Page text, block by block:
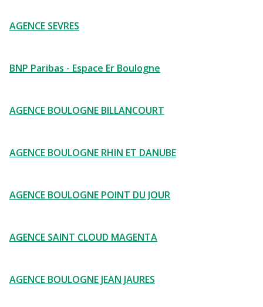
AGENCE SEVRES
BNP Paribas - Espace Er Boulogne
AGENCE BOULOGNE BILLANCOURT
AGENCE BOULOGNE RHIN ET DANUBE
AGENCE BOULOGNE POINT DU JOUR
AGENCE SAINT CLOUD MAGENTA
AGENCE BOULOGNE JEAN JAURES